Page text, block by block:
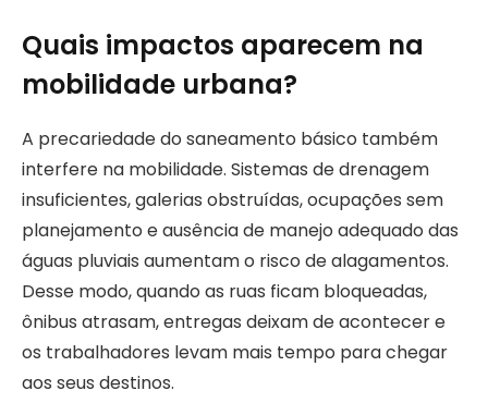
Quais impactos aparecem na
mobilidade urbana?
A precariedade do saneamento básico também
interfere na mobilidade. Sistemas de drenagem
insuficientes, galerias obstruídas, ocupações sem
planejamento e ausência de manejo adequado das
águas pluviais aumentam o risco de alagamentos.
Desse modo, quando as ruas ficam bloqueadas,
ônibus atrasam, entregas deixam de acontecer e
os trabalhadores levam mais tempo para chegar
aos seus destinos.